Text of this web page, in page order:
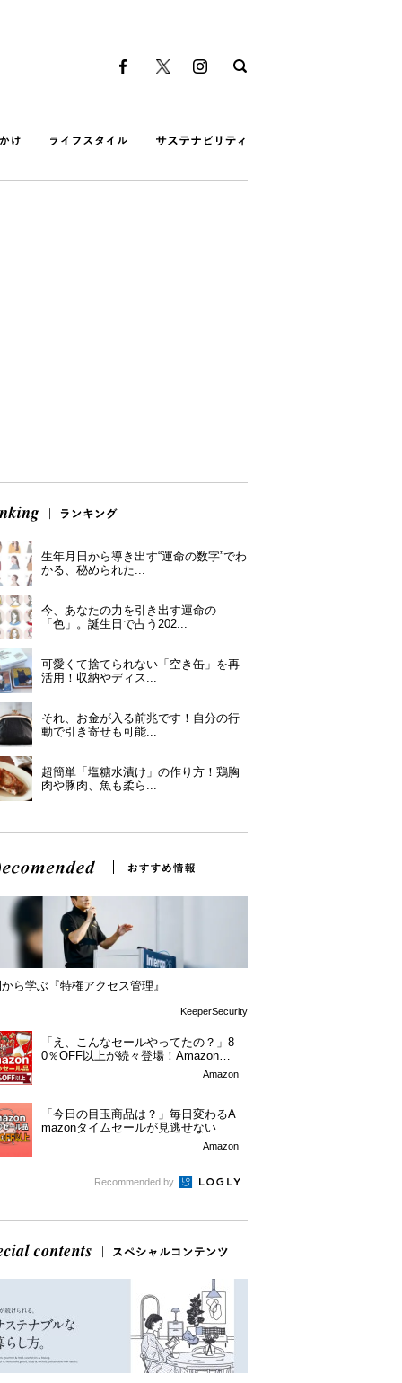
生年月日から導き出す“運命の数字”でわ
かる、秘められた...
今、あなたの力を引き出す運命の
「色」。誕生日で占う202...
可愛くて捨てられない「空き缶」を再
活用！収納やディス...
それ、お金が入る前兆です！自分の行
動で引き寄せも可能...
超簡単「塩糖水漬け」の作り方！鶏胸
肉や豚肉、魚も柔ら...
ら学ぶ『特権アクセス管理』
KeeperSecurity
「え、こんなセールやってたの？」8
0％OFF以上が続々登場！Amazonの
Amazon
「今日の目玉商品は？」毎日変わるA
mazonタイムセールが見逃せない
Amazon
Recommended by